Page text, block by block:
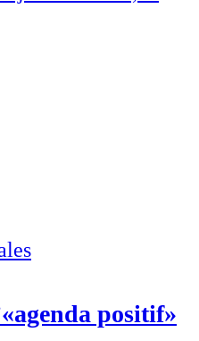
positif»